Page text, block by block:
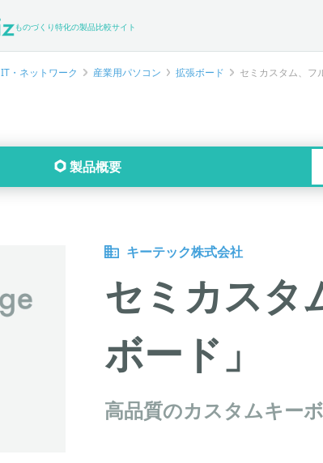
ものづくり特化の製品比較サイト
IT・ネットワーク 産業用パソコン 拡張ボード セミカスタム、フ
製品概要
キーテック株式会社
セミカスタ
ボード」
高品質のカスタムキー